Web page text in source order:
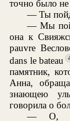
точно было
— Ты
— Мы
она к
pauvre
dans le bateau
памятник,
Анна,
знающею
говорила о
— О,